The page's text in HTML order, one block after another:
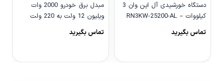
دستگاه خورشیدی آل این وان 3
کیلووات – RN3KW-25200-AL
تماس بگیرید
مبدل برق خودرو 2000 وات
ویلیون 12 ولت به 220 ولت
مدل We-2000LCD
تماس بگیرید